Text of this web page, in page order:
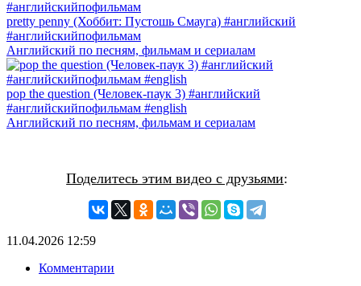
pretty penny (Хоббит: Пустошь Смауга) #английский
#английскийпофильмам
Английский по песням, фильмам и сериалам
pop the question (Человек-паук 3) #английский
#английскийпофильмам #english
Английский по песням, фильмам и сериалам
Поделитесь этим видео с друзьями:
11.04.2026 12:59
Комментарии